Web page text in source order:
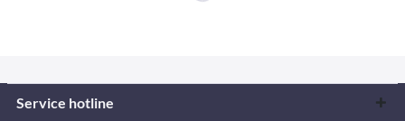
Service hotline